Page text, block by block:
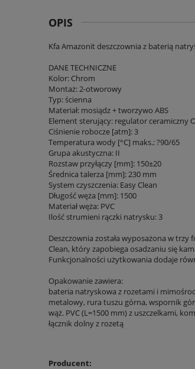
OPIS
Kfa Amazonit deszczownia z baterią
DANE TECHNICZNE
Kolor: Chrom
Montaż: 2-otworowy
Typ: ścienna
Materiał: mosiądz + tworzywo ABS
Element sterujący: regulator ceramiczny
Ciśnienie robocze [atm]: 3
Temperatura wody [°C] maks.: ?90/65
Grupa akustyczna: II
Rozstaw przyłączy [mm]: 150±20
Średnica talerza [mm]: 230 mm
System czyszczenia: Easy Clean
Długość węża [mm]: 1500
Materiał węża: PVC
Ilość strumieni rączki natrysku: 3
Deszczownia została wyposażona w
Clean, który zapobiega osadzaniu się
Funkcjonalności użytkowania dodaje
Opakowanie zawiera:
bateria natryskowa z rozetami i
metalowy, rura tuszu górna, wspornik
wąż. PVC (L=1500 mm) z uszczelkami,
łącznik dolny z rozetą
Producent: